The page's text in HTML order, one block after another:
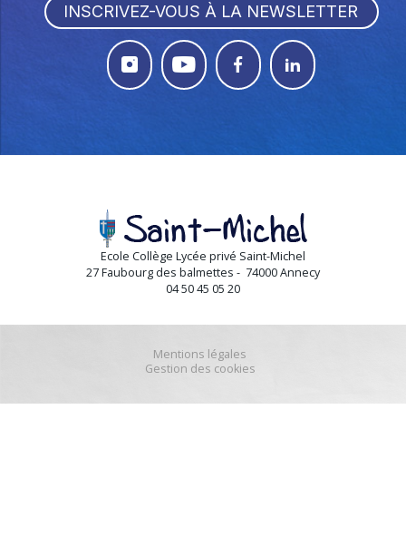
INSCRIVEZ-VOUS À LA NEWSLETTER
   
Ecole Collège Lycée privé Saint-Michel
27 Faubourg des balmettes - 74000 Annecy
04 50 45 05 20
Mentions légales
Gestion des cookies